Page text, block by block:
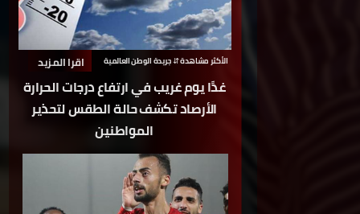
اقرا المزيد الأكثر مشاهدة⇵ جريدة الوطن العالمية
غدًا يوم غريب في ارتفاع درجات الحرارة
الأرصاد تكشف حالة الطقس لتحذير
المواطنين